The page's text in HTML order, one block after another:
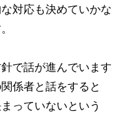
対応も決めていかな
で話が進んでいます
係者と話をすると
っていないという